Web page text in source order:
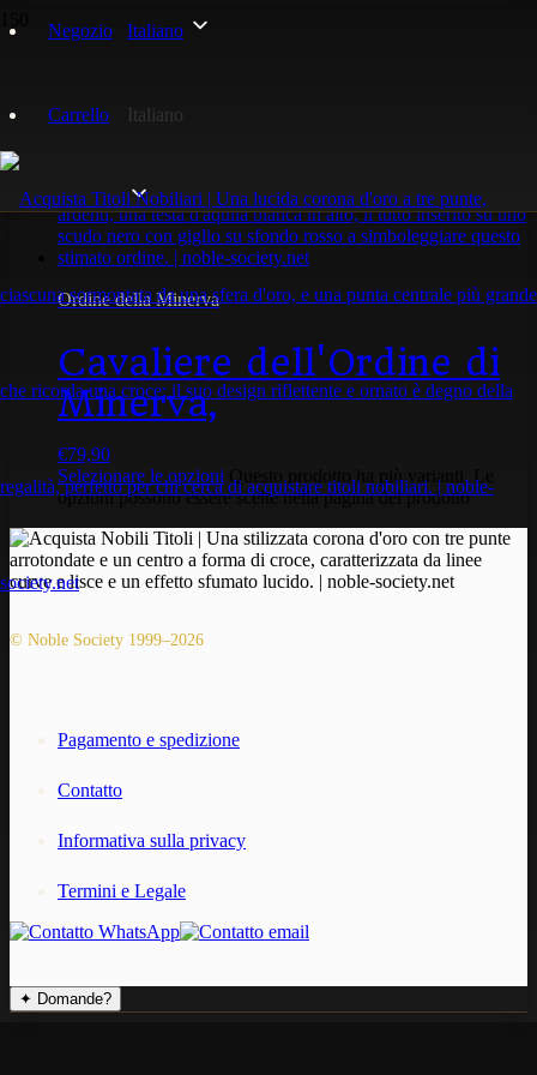
Negozio
Carrello
Italiano
Italiano
Visualizzazione del risultato
Ordine della Minerva
Cavaliere dell'Ordine di
Minerva,
€79,90
Selezionare le opzioni Questo prodotto ha più varianti. Le
opzioni possono essere scelte nella pagina del prodotto
© Noble Society 1999–2026
Pagamento e spedizione
Contatto
Informativa sulla privacy
Termini e Legale
✦ Domande?